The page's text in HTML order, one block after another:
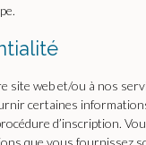
site web et/ou à nos
certaines
d’inscription.
que vous fournissez